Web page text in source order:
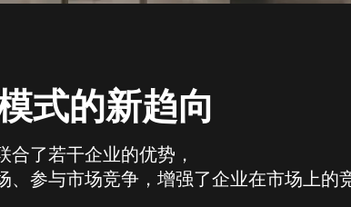
式的新趋向
合了若干企业的优势，
、参与市场竞争，增强了企业在市场上的